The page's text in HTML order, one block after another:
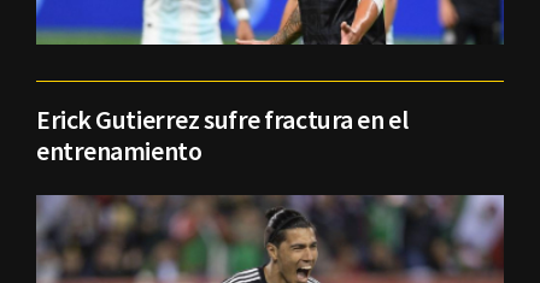
Erick Gutierrez sufre fractura en el
entrenamiento